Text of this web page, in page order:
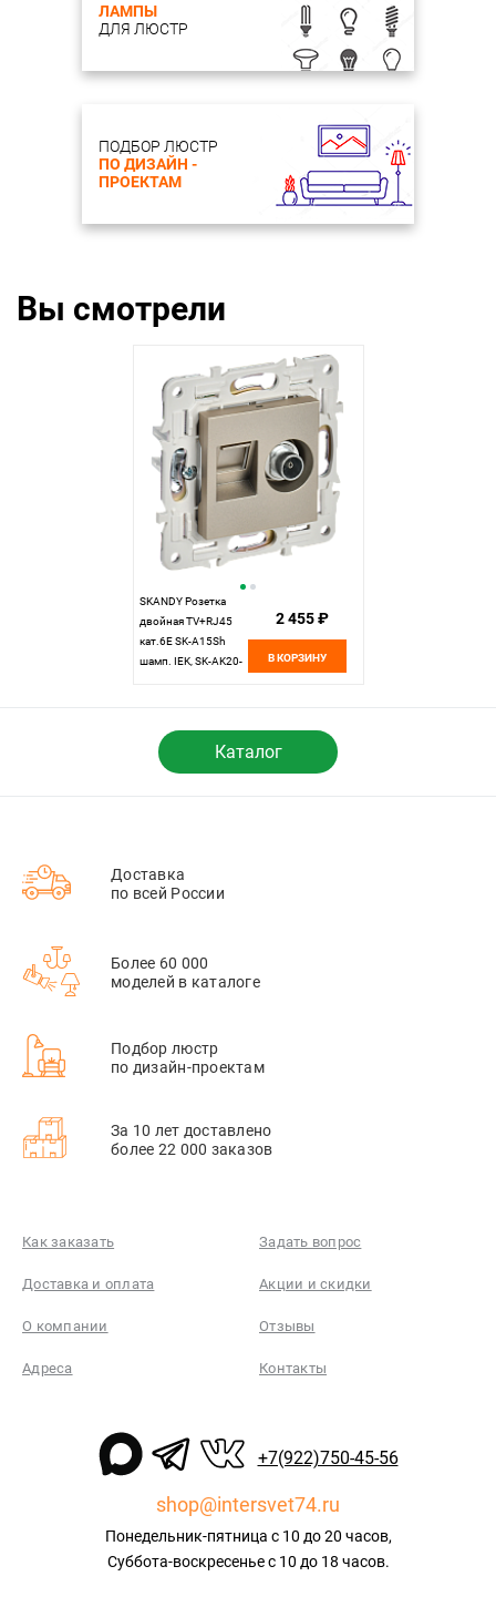
ЛАМПЫ
ДЛЯ ЛЮСТР
ПОДБОР ЛЮСТР
ПО ДИЗАЙН -
ПРОЕКТАМ
Вы смотрели
SKANDY Розетка
двойная TV+RJ45
кат.6E SK-A15Sh
шамп. IEK, SK-AK20-
2 455 ₽
В КОРЗИНУ
Каталог
Доставка
по всей России
Более 60 000
моделей в каталоге
Подбор люстр
по дизайн-проектам
За 10 лет доставлено
более 22 000 заказов
Как заказать Задать вопрос
Доставка и оплата Акции и скидки
О компании Отзывы
Адреса Контакты
+7(922)750-45-56
shop@intersvet74.ru
Понедельник-пятница с 10 до 20 часов,
Суббота-воскресенье с 10 до 18 часов.